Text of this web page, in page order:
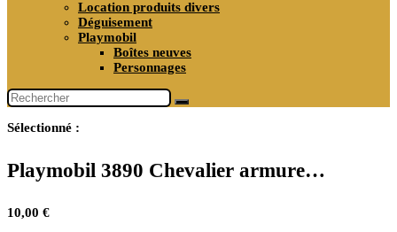
Location produits divers
Déguisement
Playmobil
Boîtes neuves
Personnages
Sélectionné :
Playmobil 3890 Chevalier armure…
10,00 €